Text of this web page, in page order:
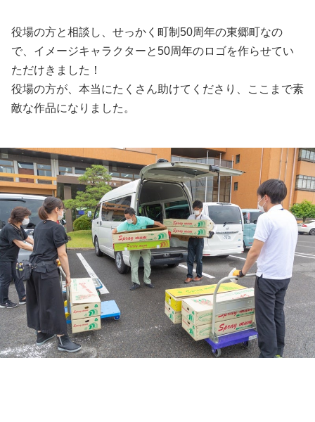
役場の方と相談し、せっかく町制50周年の東郷町なの
で、イメージキャラクターと50周年のロゴを作らせてい
ただけきました！
役場の方が、本当にたくさん助けてくださり、ここまで素
敵な作品になりました。